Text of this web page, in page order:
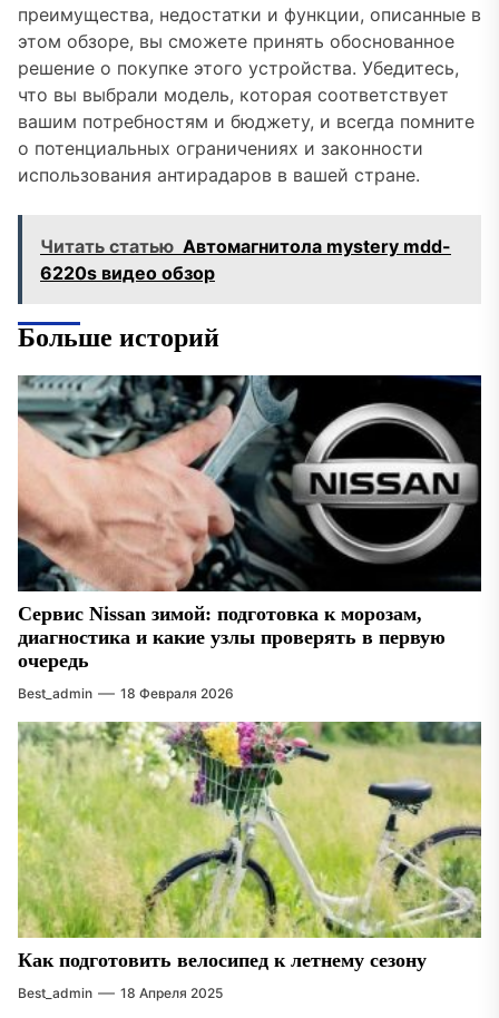
преимущества, недостатки и функции, описанные в
этом обзоре, вы сможете принять обоснованное
решение о покупке этого устройства. Убедитесь,
что вы выбрали модель, которая соответствует
вашим потребностям и бюджету, и всегда помните
о потенциальных ограничениях и законности
использования антирадаров в вашей стране.
Читать статью Автомагнитола mystery mdd-
6220s видео обзор
Больше историй
Сервис Nissan зимой: подготовка к морозам,
диагностика и какие узлы проверять в первую
очередь
Best_admin 18 Февраля 2026
Как подготовить велосипед к летнему сезону
Best_admin 18 Апреля 2025